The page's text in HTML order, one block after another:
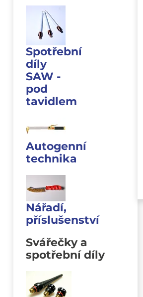
Spotřební
díly
SAW -
pod
tavidlem
Autogenní
technika
Nářadí,
příslušenství
Svářečky a
spotřební díly